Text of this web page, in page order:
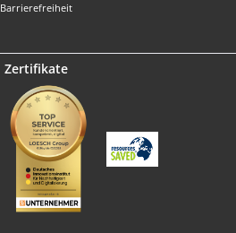
Barrierefreiheit
Zertifikate